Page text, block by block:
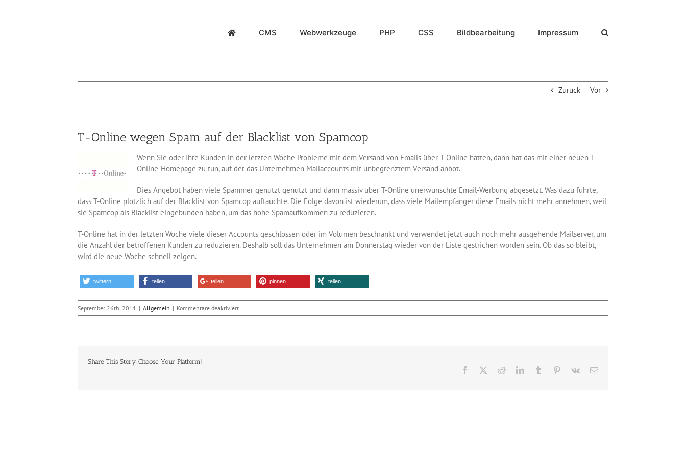
CMS Webwerkzeuge PHP CSS Bildbearbeitung Impressum
Zurück Vor
T-Online wegen Spam auf der Blacklist von Spamcop
Wenn Sie oder Ihre Kunden in der letzten Woche Probleme mit dem Versand von Emails über T-Online hatten, dann hat das mit einer neuen T-
Online-Homepage zu tun, auf der das Unternehmen Mailaccounts mit unbegrenztem Versand anbot.
Dies Angebot haben viele Spammer genutzt genutzt und dann massiv über T-Online unerwünschte Email-Werbung abgesetzt. Was dazu führte,
dass T-Online plötzlich auf der Blacklist von Spamcop auftauchte. Die Folge davon ist wiederum, dass viele Mailempfänger diese Emails nicht mehr annehmen, weil
sie Spamcop als Blacklist eingebunden haben, um das hohe Spamaufkommen zu reduzieren.
T-Online hat in der letzten Woche viele dieser Accounts geschlossen oder im Volumen beschränkt und verwendet jetzt auch noch mehr ausgehende Mailserver, um
die Anzahl der betroffenen Kunden zu reduzieren. Deshalb soll das Unternehmen am Donnerstag wieder von der Liste gestrichen worden sein. Ob das so bleibt,
wird die neue Woche schnell zeigen.
twittern teilen teilen pinnen teilen
September 26th, 2011 | Allgemein | Kommentare deaktiviertfür
T-
Share This Story, Choose Your Platform!
Facebook RedditLinkedInTumblr Pinterest
Vk
E-